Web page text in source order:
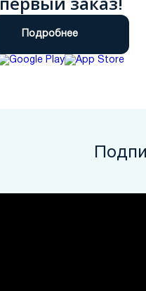
Подробнее